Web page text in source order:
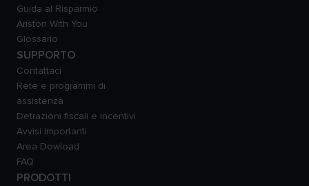
Guida al Risparmio
Ariston With You
Glossario
SUPPORTO
Contattaci
Rete e programmi di
assistenza
Detrazioni fiscali e incentivi
Avvisi Importanti
Area Dowload
FAQ
PRODOTTI